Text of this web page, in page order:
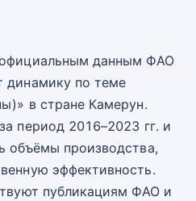
данным ФАО
динамику по теме
в стране Камерун.
период 2016–2023 гг. и
объёмы производства,
эффективность.
публикациям ФАО и